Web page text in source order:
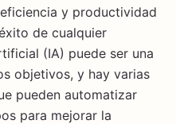
y productividad
de cualquier
(IA) puede ser una
objetivos, y hay varias
pueden automatizar
para mejorar la